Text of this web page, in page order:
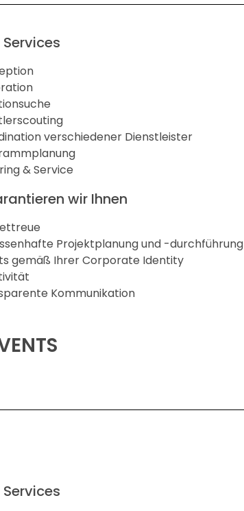
Services
verschiedener Dienstleister
& Service
wir Ihnen
Projektplanung und -durchführung
gemäß Ihrer Corporate Identity
Kommunikation
Services